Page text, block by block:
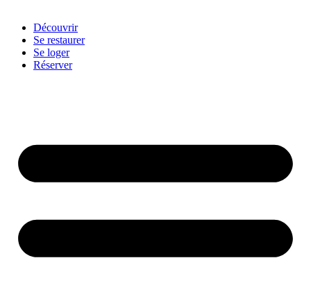
Découvrir
Se restaurer
Se loger
Réserver